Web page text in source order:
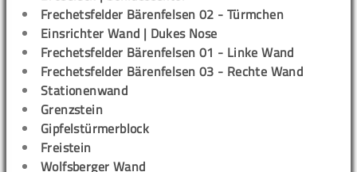
Frechetsfelder Bärenfelsen 02 - Türmchen
Einsrichter Wand | Dukes Nose
Frechetsfelder Bärenfelsen 01 - Linke Wand
Frechetsfelder Bärenfelsen 03 - Rechte Wand
Stationenwand
Grenzstein
Gipfelstürmerblock
Freistein
Wolfsberger Wand